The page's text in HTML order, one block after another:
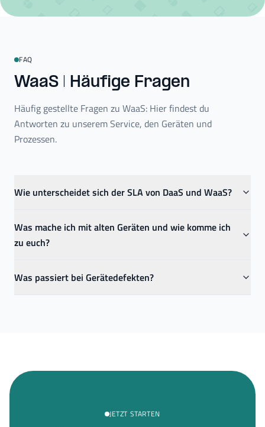
FAQ
WaaS | Häufige Fragen
Häufig gestellte Fragen zu WaaS: Hier findest du
Antworten zu unserem Service, den Geräten und
Prozessen.
Wie unterscheidet sich der SLA von DaaS und WaaS?
Was mache ich mit alten Geräten und wie komme ich
zu euch?
Was passiert bei Gerätedefekten?
JETZT STARTEN